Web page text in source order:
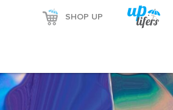
SHOP UP